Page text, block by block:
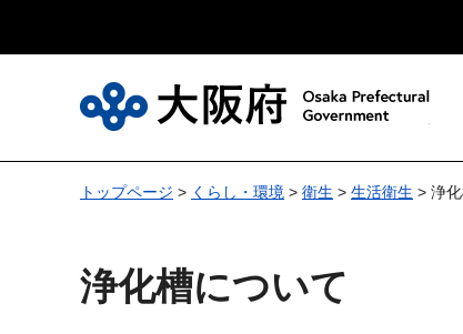
トップページ > くらし・環境 > 衛生 > 生活衛生 > 浄
浄化槽について